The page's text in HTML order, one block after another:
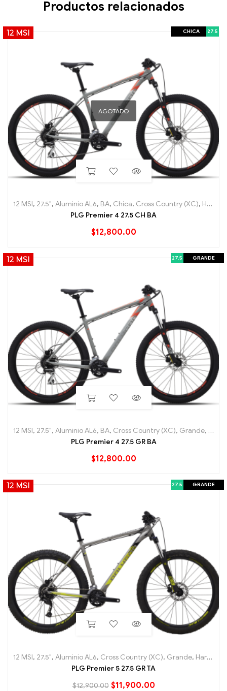
Productos relacionados
12 MSI CHICA 27.5
AGOTADO
12 MSI, 27.5", Aluminio AL6, BA, Chica, Cross Country (XC), Hard Tail
PLG Premier 4 27.5 CH BA
$12,800.00
12 MSI 27.5 GRANDE
12 MSI, 27.5", Aluminio AL6, BA, Cross Country (XC), Grande, Hard
PLG Premier 4 27.5 GR BA
$12,800.00
12 MSI 27.5 GRANDE
12 MSI, 27.5", Aluminio AL6, Cross Country (XC), Grande, Hard Tail
PLG Premier 5 27.5 GR TA
$12,900.00 $11,900.00